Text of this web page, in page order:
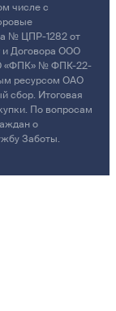
числе с
№ ЦПР-1282 от
и Договора ООО
«ФПК» № ФПК-22-
ресурсом ОАО
сбор. Итоговая
По вопросам
о
Заботы.